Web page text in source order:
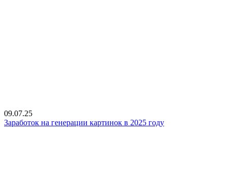
09.07.25
Заработок на генерации картинок в 2025 году